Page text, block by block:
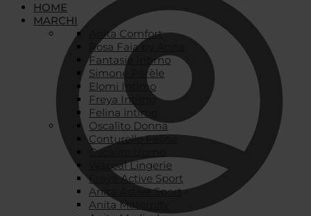
HOME
MARCHI
Anita Comfort
Rosa Faia by Anita
Fantasie Intimo
Simone Pérèle
Elomi Intimo
Freya Intimo
Felina intimo
Oscalito Donna
Conturelle Felina
Oscalito Uomo
Wacoal Lingerie
Freya Active Sport
Anita Active Sport
Anita Maternity